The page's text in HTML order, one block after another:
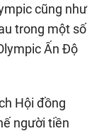
cũng như
trong một số
Ấn Độ
Hội đồng
người tiền